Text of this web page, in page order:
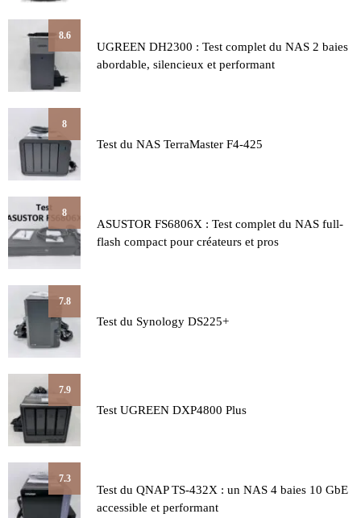
8.6
UGREEN DH2300 : Test complet du NAS 2 baies
abordable, silencieux et performant
8
Test du NAS TerraMaster F4-425
8
ASUSTOR FS6806X : Test complet du NAS full-
flash compact pour créateurs et pros
7.8
Test du Synology DS225+
7.9
Test UGREEN DXP4800 Plus
7.3
Test du QNAP TS-432X : un NAS 4 baies 10 GbE
accessible et performant